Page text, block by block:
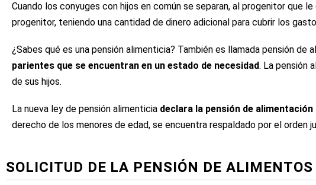
Cuando los conyuges con hijos en común se separan, al progenitor que
progenitor, teniendo una cantidad de dinero adicional para cubrir los
¿Sabes qué es una pensión alimenticia? También es llamada pensión de
parientes que se encuentran en un estado de necesidad. La pensión
de sus hijos.
La nueva ley de pensión alimenticia declara la pensión de
derecho de los menores de edad, se encuentra respaldado por el orden
SOLICITUD DE LA PENSIÓN DE ALIMENTOS